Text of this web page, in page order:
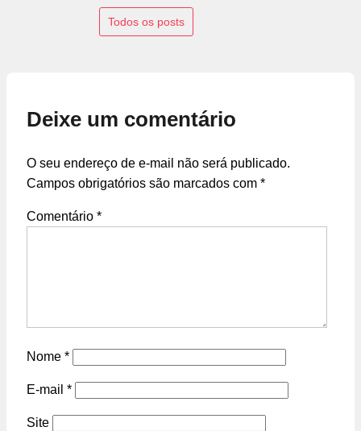
Todos os posts
Deixe um comentário
O seu endereço de e-mail não será publicado.
Campos obrigatórios são marcados com *
Comentário *
Nome *
E-mail *
Site